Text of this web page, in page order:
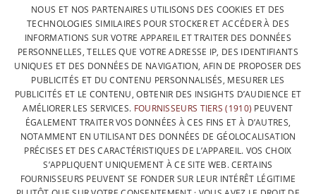
CONTACTEZ-NOUS
PROTECTION DES DONNÉES
CONDITIONS GÉNÉRALES DE VENTE
SITEMAP
FRENCH
DUTCH
ENGLISH
NOUS ET NOS PARTENAIRES UTILISONS DES COOKIES ET DES
TECHNOLOGIES SIMILAIRES POUR STOCKER ET ACCÉDER À DES
INFORMATIONS SUR VOTRE APPAREIL ET TRAITER DES DONNÉES
PERSONNELLES, TELLES QUE VOTRE ADRESSE IP, DES IDENTIFIANTS
UNIQUES ET DES DONNÉES DE NAVIGATION, AFIN DE PROPOSER DES
PUBLICITÉS ET DU CONTENU PERSONNALISÉS, MESURER LES
PUBLICITÉS ET LE CONTENU, OBTENIR DES INSIGHTS D’AUDIENCE ET
AMÉLIORER LES SERVICES. FOURNISSEURS TIERS (1910) PEUVENT
ÉGALEMENT TRAITER VOS DONNÉES À CES FINS ET À D’AUTRES,
NOTAMMENT EN UTILISANT DES DONNÉES DE GÉOLOCALISATION
PRÉCISES ET DES CARACTÉRISTIQUES DE L’APPAREIL. VOS CHOIX
S’APPLIQUENT UNIQUEMENT À CE SITE WEB. CERTAINS
FOURNISSEURS PEUVENT SE FONDER SUR LEUR INTÉRÊT LÉGITIME